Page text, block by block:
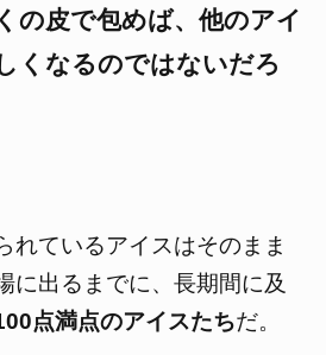
の皮で包めば、他のアイ
くなるのではないだろ
れているアイスはそのまま
に出るまでに、長期間に及
点満点のアイスたちだ。